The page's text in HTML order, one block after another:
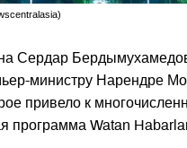
Сердар
министру Нарендре
привело к
программа Watan